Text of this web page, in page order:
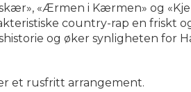
«Ærmen i Kærmen» og
country-rap en friskt
og øker synligheten for
et rusfritt arrangement.